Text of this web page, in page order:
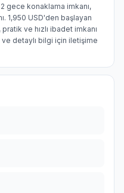
gece konaklama imkanı,
1,950 USD'den başlayan
ve hızlı ibadet imkanı
ve detaylı bilgi için iletişime